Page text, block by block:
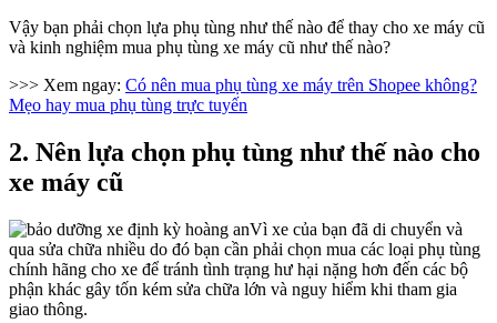
Vậy bạn phải chọn lựa phụ tùng như thế nào để thay cho xe máy cũ
và kinh nghiệm mua phụ tùng xe máy cũ như thế nào?
>>> Xem ngay: Có nên mua phụ tùng xe máy trên Shopee không?
Mẹo hay mua phụ tùng trực tuyến
2. Nên lựa chọn phụ tùng như thế nào cho
xe máy cũ
Vì xe của bạn đã di chuyển và
qua sửa chữa nhiều do đó bạn cần phải chọn mua các loại phụ tùng
chính hãng cho xe để tránh tình trạng hư hại nặng hơn đến các bộ
phận khác gây tốn kém sửa chữa lớn và nguy hiểm khi tham gia
giao thông.